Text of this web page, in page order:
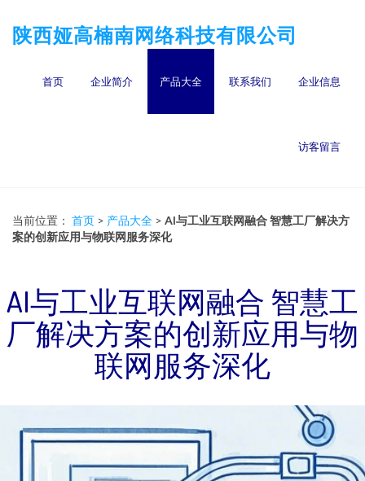
陕西娅高楠南网络科技有限公司
首页 企业简介 产品大全 联系我们 企业信息
访客留言
当前位置： 首页 > 产品大全 > AI与工业互联网融合 智慧工厂解决方
案的创新应用与物联网服务深化
AI与工业互联网融合 智慧工
厂解决方案的创新应用与物
联网服务深化